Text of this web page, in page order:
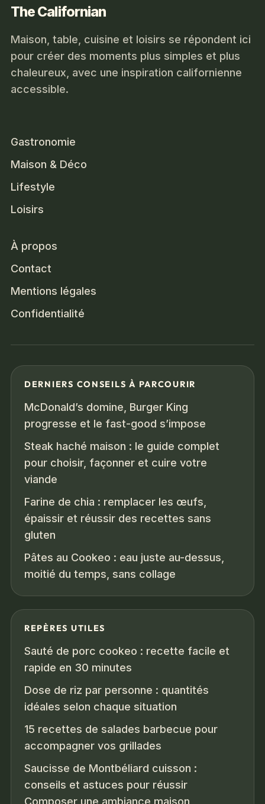
The Californian
Maison, table, cuisine et loisirs se répondent ici
pour créer des moments plus simples et plus
chaleureux, avec une inspiration californienne
accessible.
Gastronomie
Maison & Déco
Lifestyle
Loisirs
À propos
Contact
Mentions légales
Confidentialité
DERNIERS CONSEILS À PARCOURIR
McDonald’s domine, Burger King
progresse et le fast-good s’impose
Steak haché maison : le guide complet
pour choisir, façonner et cuire votre
viande
Farine de chia : remplacer les œufs,
épaissir et réussir des recettes sans
gluten
Pâtes au Cookeo : eau juste au-dessus,
moitié du temps, sans collage
REPÈRES UTILES
Sauté de porc cookeo : recette facile et
rapide en 30 minutes
Dose de riz par personne : quantités
idéales selon chaque situation
15 recettes de salades barbecue pour
accompagner vos grillades
Saucisse de Montbéliard cuisson :
conseils et astuces pour réussir
Composer une ambiance maison